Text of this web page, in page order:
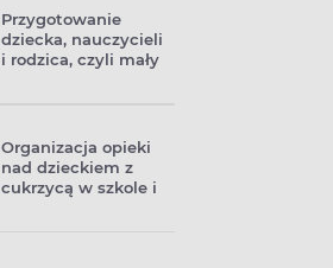
Przygotowanie
dziecka, nauczycieli
i rodzica, czyli mały
Organizacja opieki
nad dzieckiem z
cukrzycą w szkole i